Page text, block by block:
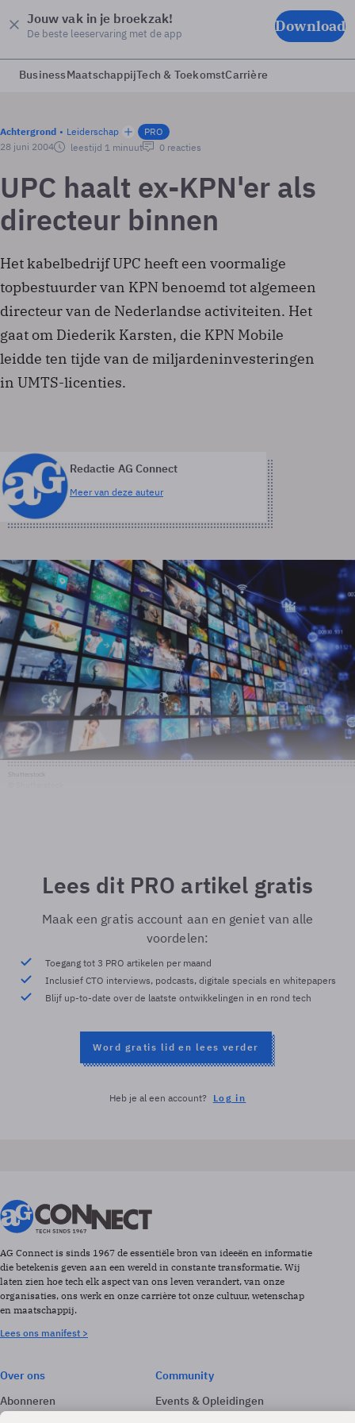
Jouw vak in je broekzak!
De beste leeservaring met de app Download
BusinessMaatschappijTech & ToekomstCarrière
Achtergrond Leiderschap
PRO
28 juni 2004
leestijd 1 minuut 0 reacties
UPC haalt ex-KPN'er als
directeur binnen
Het kabelbedrijf UPC heeft een voormalige
topbestuurder van KPN benoemd tot algemeen
directeur van de Nederlandse activiteiten. Het
gaat om Diederik Karsten, die KPN Mobile
leidde ten tijde van de miljardeninvesteringen
in UMTS-licenties.
Redactie AG Connect
Meer van deze auteur
Lees dit PRO artikel gratis
Maak een gratis account aan en geniet van alle
voordelen:
Toegang tot 3 PRO artikelen per maand
Inclusief CTO interviews, podcasts, digitale specials en whitepapers
Blijf up-to-date over de laatste ontwikkelingen in en rond tech
Word gratis lid en lees verder
Heb je al een account? Log in
AG Connect is sinds 1967 de essentiële bron van ideeën en informatie
die betekenis geven aan een wereld in constante transformatie. Wij
laten zien hoe tech elk aspect van ons leven verandert, van onze
organisaties, ons werk en onze carrière tot onze cultuur, wetenschap
en maatschappij.
Lees ons manifest >
Over ons
Abonneren
Adverteren
Community
Events & Opleidingen